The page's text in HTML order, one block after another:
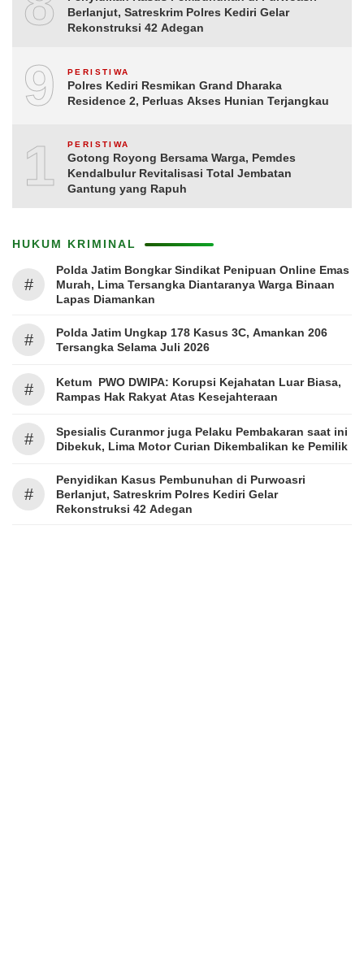
Berlanjut, Satreskrim Polres Kediri Gelar
Rekonstruksi 42 Adegan
9 PERISTIWA
Polres Kediri Resmikan Grand Dharaka
Residence 2, Perluas Akses Hunian Terjangkau
10PERISTIWA
Gotong Royong Bersama Warga, Pemdes
Kendalbulur Revitalisasi Total Jembatan
Gantung yang Rapuh
HUKUM KRIMINAL
#
Polda Jatim Bongkar Sindikat Penipuan Online Emas
Murah, Lima Tersangka Diantaranya Warga Binaan
Lapas Diamankan
#
Polda Jatim Ungkap 178 Kasus 3C, Amankan 206
Tersangka Selama Juli 2026
#
Ketum PWO DWIPA: Korupsi Kejahatan Luar Biasa,
Rampas Hak Rakyat Atas Kesejahteraan
#
Spesialis Curanmor juga Pelaku Pembakaran saat ini
Dibekuk, Lima Motor Curian Dikembalikan ke Pemilik
#
Penyidikan Kasus Pembunuhan di Purwoasri
Berlanjut, Satreskrim Polres Kediri Gelar
Rekonstruksi 42 Adegan